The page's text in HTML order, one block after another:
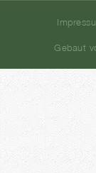
Gebaut